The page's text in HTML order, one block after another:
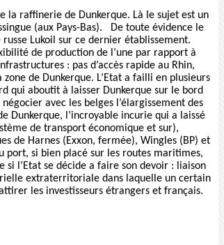
la raffinerie de Dunkerque. Là le sujet est un
(aux Pays-Bas).
De toute évidence le
Lukoil sur ce dernier établissement.
de production de l’une par rapport à
: pas d’accès rapide au Rhin,
de Dunkerque. L’Etat a failli en plusieurs
qui aboutit à laisser Dunkerque sur le bord
avec les belges l’élargissement des
Dunkerque, l’incroyable incurie qui a laissé
de transport économique et sur),
de Harnes (Exxon, fermée), Wingles (BP) et
port, si bien placé sur les routes maritimes,
l’Etat se décide a faire son devoir : liaison
extraterritoriale dans laquelle un certain
les investisseurs étrangers et français.